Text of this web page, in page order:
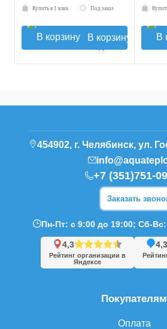
Купить в 1 клик Под заказ
В корзину
Покупателям
Оплата
454902, г. Челябинск, ул.
+7 (351)751-
Заказать
Пн-Пт: с 9:00 до 19:00; Сб-
4,3
Рейтинг организации в
Яндексе
4,3